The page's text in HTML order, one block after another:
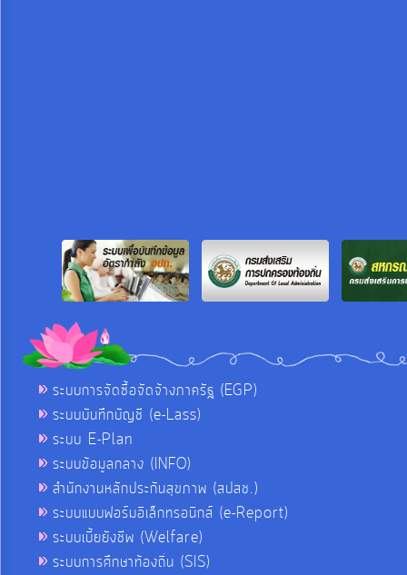
ระบบการจัดซื้อจัดจ้างภาครัฐ (EGP)
ระบบบันทึกบัญชี (e-Lass)
ระบบ E-Plan
ระบบข้อมูลกลาง (INFO)
สำนักงานหลักประกันสุขภาพ (สปสช.)
ระบบแบบฟอร์มอิเล็กทรอนิกส์ (e-Report)
ระบบเบี้ยยังชีพ (Welfare)
ระบบการศึกษาท้องถิ่น (SIS)